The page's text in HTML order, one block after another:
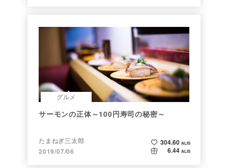
グルメ
サーモンの正体～100円寿司の秘密～
たまねぎ三太郎
2019/07/06
304.60 ALIS
6.44 ALIS